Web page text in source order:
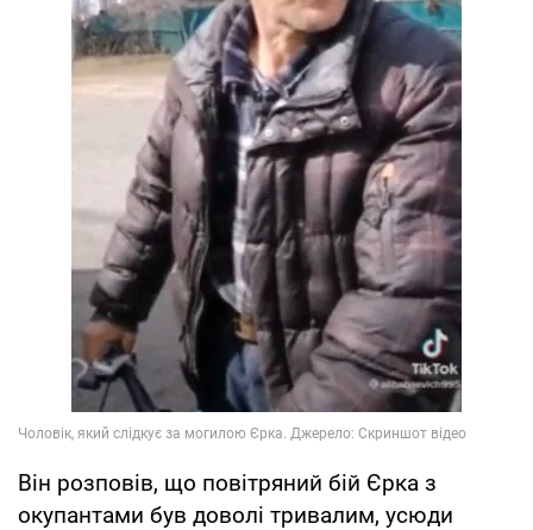
Він розповів, що повітряний бій Єрка з
окупантами був доволі тривалим, усюди